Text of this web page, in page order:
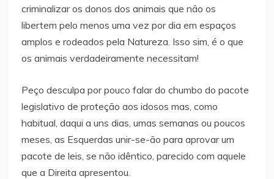
criminalizar os donos dos animais que não os
libertem pelo menos uma vez por dia em espaços
amplos e rodeados pela Natureza. Isso sim, é o que
os animais verdadeiramente necessitam!
Peço desculpa por pouco falar do chumbo do pacote
legislativo de proteção aos idosos mas, como
habitual, daqui a uns dias, umas semanas ou poucos
meses, as Esquerdas unir-se-ão para aprovar um
pacote de leis, se não idêntico, parecido com aquele
que a Direita apresentou.